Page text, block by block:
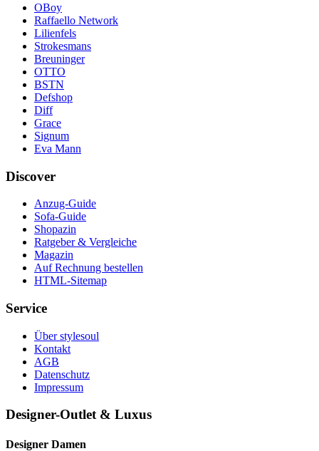
OBoy
Raffaello Network
Lilienfels
Strokesmans
Breuninger
OTTO
BSTN
Defshop
Diff
Grace
Signum
Eva Mann
Discover
Anzug-Guide
Sofa-Guide
Shopazin
Ratgeber & Vergleiche
Magazin
Auf Rechnung bestellen
HTML-Sitemap
Service
Über stylesoul
Kontakt
AGB
Datenschutz
Impressum
Designer-Outlet & Luxus
Designer Damen